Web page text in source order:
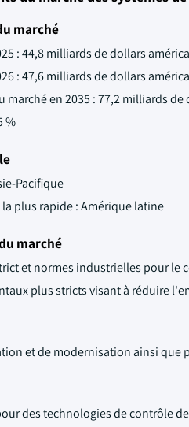
marché
: 44,8 milliards de dollars
: 47,6 milliards de dollars
marché en 2035 : 77,2 milliards
%
Pacifique
plus rapide : Amérique latine
marché
et normes industrielles pour le
plus stricts visant à réduire
et de modernisation ainsi que
des technologies de contrôle